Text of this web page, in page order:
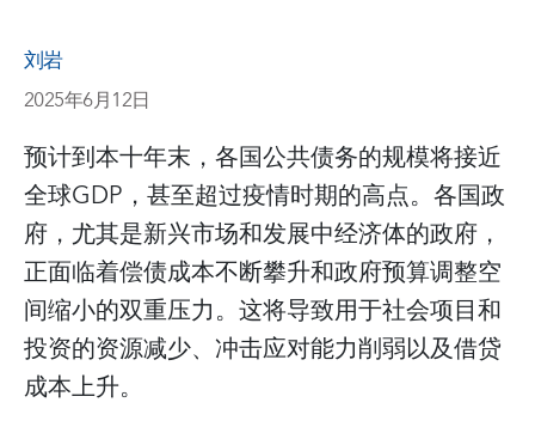
刘岩
2025年6月12日
预计到本十年末，各国公共债务的规模将接近
全球GDP，甚至超过疫情时期的高点。各国政
府，尤其是新兴市场和发展中经济体的政府，
正面临着偿债成本不断攀升和政府预算调整空
间缩小的双重压力。这将导致用于社会项目和
投资的资源减少、冲击应对能力削弱以及借贷
成本上升。